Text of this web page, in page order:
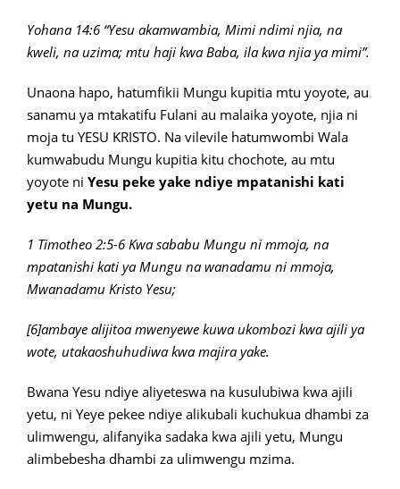
Yohana 14:6 “Yesu akamwambia, Mimi ndimi njia, na
kweli, na uzima; mtu haji kwa Baba, ila kwa njia ya mimi”.
Unaona hapo, hatumfikii Mungu kupitia mtu yoyote, au
sanamu ya mtakatifu Fulani au malaika yoyote, njia ni
moja tu YESU KRISTO. Na vilevile hatumwombi Wala
kumwabudu Mungu kupitia kitu chochote, au mtu
yoyote ni Yesu peke yake ndiye mpatanishi kati
yetu na Mungu.
1 Timotheo 2:5-6 Kwa sababu Mungu ni mmoja, na
mpatanishi kati ya Mungu na wanadamu ni mmoja,
Mwanadamu Kristo Yesu;
[6]ambaye alijitoa mwenyewe kuwa ukombozi kwa ajili ya
wote, utakaoshuhudiwa kwa majira yake.
Bwana Yesu ndiye aliyeteswa na kusulubiwa kwa ajili
yetu, ni Yeye pekee ndiye alikubali kuchukua dhambi za
ulimwengu, alifanyika sadaka kwa ajili yetu, Mungu
alimbebesha dhambi za ulimwengu mzima.